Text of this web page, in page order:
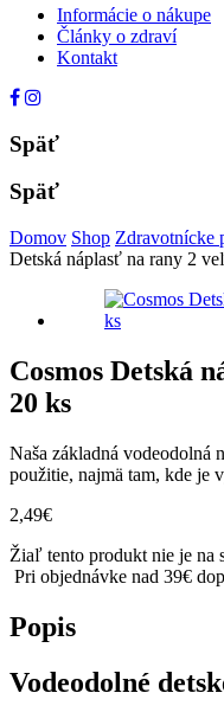
Informácie o nákupe
Články o zdraví
Kontakt
Späť
Späť
Domov Shop Zdravotnícke
Detská náplasť na rany 2
Cosmos Detská
20 ks
Naša základná vodeodolná
použitie, najmä tam, kde je
2,49€
Žiaľ tento produkt nie je na
Pri objednávke nad 39€
Popis
Vodeodolné